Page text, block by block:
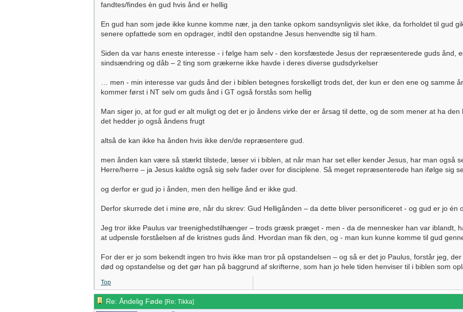
fandtes/findes èn gud hvis ånd er hellig
En gud han som jøde ikke kunne komme nær, ja den tanke opkom sandsynligvis slet ikke, da forholdet til gud
senere opfattede som en opdrager, indtil den opstandne Jesus henvendte sig til ham.
Siden da var hans eneste interesse - i følge ham selv - den korsfæstede Jesus der repræsenterede guds ånd,
sindsændring og dåb – 2 ting som grækerne ikke havde i deres diverse gudsdyrkelser
… men - min interesse var guds ånd der i biblen betegnes forskelligt trods det, der kun er den ene og samme
kommer først i NT selv om guds ånd i GT også forstås som hellig
Man siger jo, at for gud er alt muligt og det er jo åndens virke der er årsag til dette, og de som mener at ha
det hedder jo også åndens frugt
altså de kan ikke ha ånden hvis ikke den/de repræsentere gud.
men ånden kan være så stærkt tilstede, læser vi i biblen, at når man har set eller kender Jesus, har man også
Herre/herre – ja Jesus kaldte også sig selv fader over for disciplene. Så meget repræsenterede han ifølge sig
og derfor er gud jo i ånden, men den hellige ånd er ikke gud.
Derfor skurrede det i mine øre, når du skrev: Gud Helligånden – da dette bliver personificeret - og gud er jo én
Jeg tror ikke Paulus var treenighedstilhænger – trods græsk præget - men - da de mennesker han var iblandt,
at udpensle forståelsen af de kristnes guds ånd. Hvordan man fik den, og - man kun kunne komme til gud
For der er jo som bekendt ingen tro hvis ikke man tror på opstandelsen – og så er det jo Paulus, forstår jeg,
død og opstandelse og det gør han på baggrund af skrifterne, som han jo hele tiden henviser til i biblen som
Top
Re: Åndelig Føde [Re: Tikka]